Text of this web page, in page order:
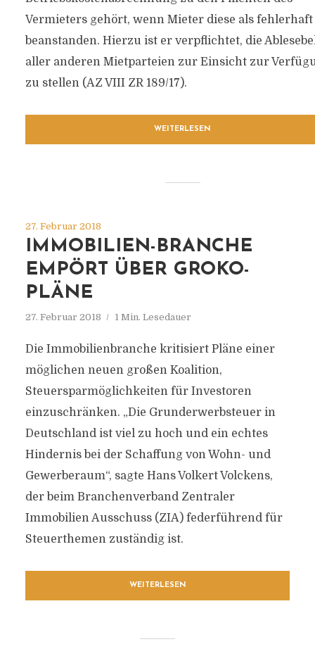
Vermieters gehört, wenn Mieter diese als fehlerhaft
beanstanden. Hierzu ist er verpflichtet, die
aller anderen Mietparteien zur Einsicht zur
zu stellen (AZ VIII ZR 189/17).
WEITERLESEN
27. Februar 2018
IMMOBILIEN-BRANCHE
EMPÖRT ÜBER GROKO-
PLÄNE
27. Februar 2018 1 Min. Lesedauer
Die Immobilienbranche kritisiert Pläne einer
möglichen neuen großen Koalition,
Steuersparmöglichkeiten für Investoren
einzuschränken. „Die Grunderwerbsteuer in
Deutschland ist viel zu hoch und ein echtes
Hindernis bei der Schaffung von Wohn- und
Gewerberaum“, sagte Hans Volkert Volckens,
der beim Branchenverband Zentraler
Immobilien Ausschuss (ZIA) federführend für
Steuerthemen zuständig ist.
WEITERLESEN